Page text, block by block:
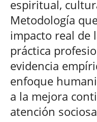
espiritual,
Metodología
impacto real de
práctica
evidencia
enfoque
a la mejora
atención